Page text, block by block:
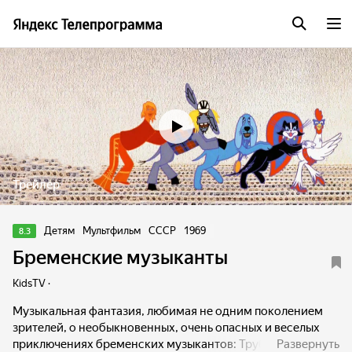
Трейлер
8.3 Детям Мультфильм СССР 1969
Бременские музыканты
KidsTV ·
Музыкальная фантазия, любимая не одним поколением
зрителей, о необыкновенных, очень опасных и веселых
приключениях бременских музыкантов: Трубадура, кота,
Развернуть